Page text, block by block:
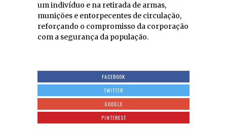
um indivíduo e na retirada de armas,
munições e entorpecentes de circulação,
reforçando o compromisso da corporação
com a segurança da população.
FACEBOOK
TWITTER
GOOGLE
PINTEREST